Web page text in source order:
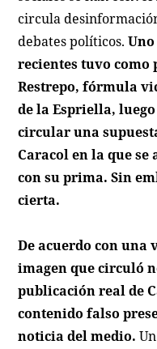
circula
debates políticos.
recientes tuvo como
Restrepo, fórmula
de la Espriella,
circular una
Caracolen la que se
con su prima. Sin
cierta.
De acuerdo con
imagen que circuló
publicación real de
contenido falso
noticia del medio.